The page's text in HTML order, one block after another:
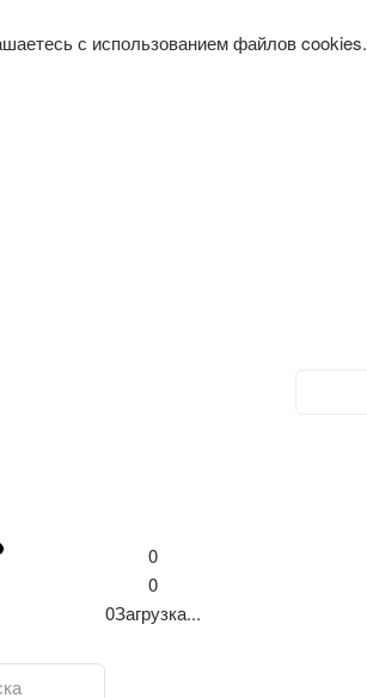
с использованием файлов cookies.
0
0
0Загрузка...